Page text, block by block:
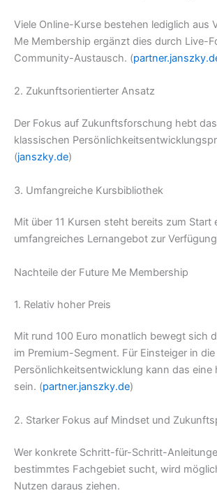
Viele Online-Kurse bestehen lediglich aus
Me Membership ergänzt dies durch Live-
Community-Austausch. (
2. Zukunftsorientierter Ansatz
Der Fokus auf Zukunftsforschung hebt
klassischen
(janszky.de)
3. Umfangreiche Kursbibliothek
Mit über 11 Kursen steht bereits zum Start
umfangreiches Lernangebot zur
Nachteile der Future Me Membership
1. Relativ hoher Preis
Mit rund 100 Euro monatlich bewegt sich
im Premium-Segment. Für Einsteiger in die
Persönlichkeitsentwicklung kann das eine
sein. (partner.janszky.de)
2. Starker Fokus auf Mindset und
Wer konkrete Schritt-für-Schritt-
bestimmtes Fachgebiet sucht, wird
Nutzen daraus ziehen.